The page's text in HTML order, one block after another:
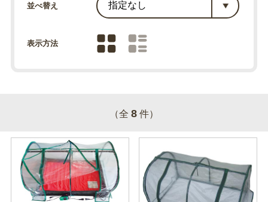
並べ替え
表示方法
（全 8 件）